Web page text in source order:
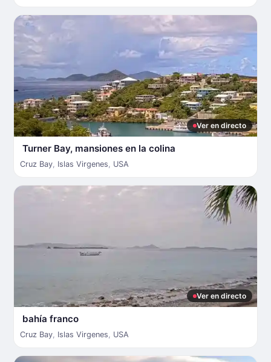
Ver en directo
Turner Bay, mansiones en la colina
Cruz Bay, Islas Virgenes, USA
Ver en directo
bahía franco
Cruz Bay, Islas Virgenes, USA